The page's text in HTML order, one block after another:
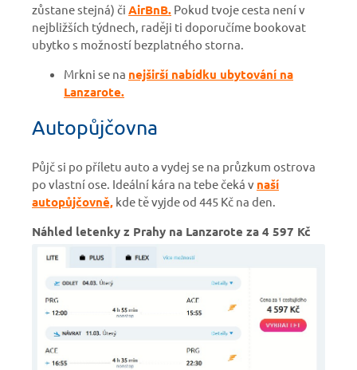
zůstane stejná) či AirBnB. Pokud tvoje cesta není v
nejbližších týdnech, raději ti doporučíme bookovat
ubytko s možností bezplatného storna.
Mrkni se na nejširší nabídku ubytování na
Lanzarote.
Autopůjčovna
Půjč si po příletu auto a vydej se na průzkum ostrova
po vlastní ose. Ideální kára na tebe čeká v naší
autopůjčovně, kde tě vyjde od 445 Kč na den.
Náhled letenky z Prahy na Lanzarote za 4 597 Kč